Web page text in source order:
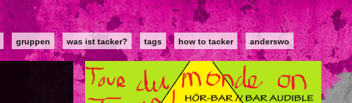
gruppen was ist tacker? tags how to tacker anderswo